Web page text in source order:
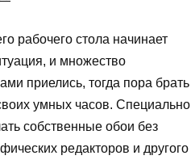
рабочего стола начинает
и множество
приелись, тогда пора брать
умных часов. Специально
собственные обои без
редакторов и другого